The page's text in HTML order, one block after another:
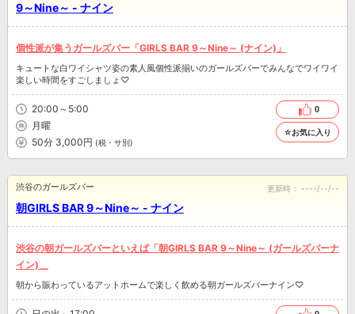
9～Nine～ - ナイン
個性派が集うガールズバー「GIRLS BAR 9～Nine～ (ナイン)」
キュートな白ワイシャツ姿の素人風個性派揃いのガールズバーでみんなでワイワイ
楽しい時間をすごしましょ♡
20:00～5:00
月曜
50分 3,000円 (税・サ別)
0
☆お気に入り
朝GIRLS BAR 9～Nine～ - ナイン
渋谷のガールズバー 更新時： ----/--/--
渋谷の朝ガールズバーといえば「朝GIRLS BAR 9～Nine～ (ガールズバーナ
イン)＿
朝から賑わっているアットホームで楽しく飲める朝ガールズバーナイン♡